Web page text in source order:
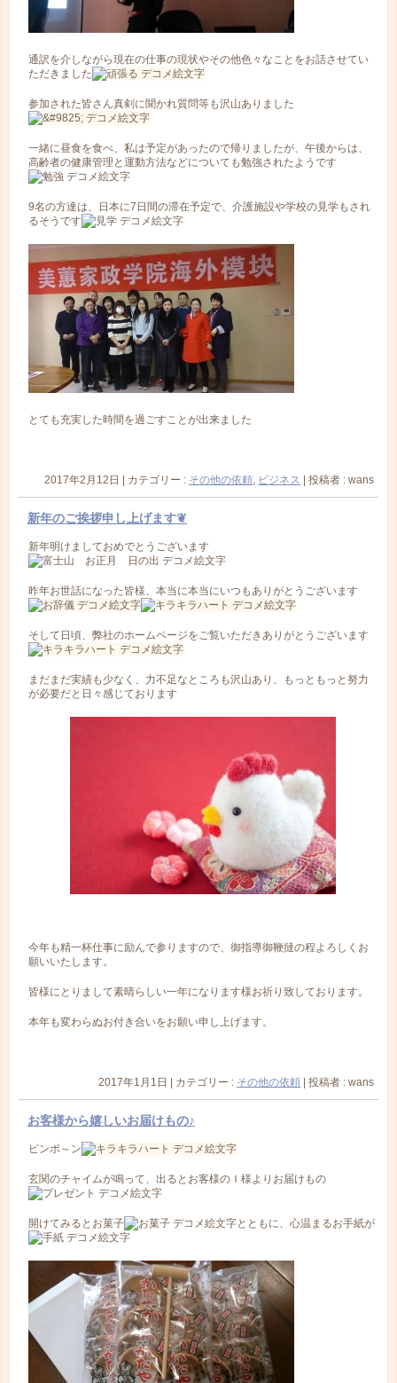
通訳を介しながら現在の仕事の現状やその他色々なことをお話させてい
ただきました
参加された皆さん真剣に聞かれ質問等も沢山ありました
一緒に昼食を食べ、私は予定があったので帰りましたが、午後からは、
高齢者の健康管理と運動方法などについても勉強されたようです
9名の方達は、日本に7日間の滞在予定で、介護施設や学校の見学もされ
るそうです
とても充実した時間を過ごすことが出来ました
2017年2月12日 カテゴリー : その他の依頼, ビジネス 投稿者 : wans
新年のご挨拶申し上げます❦
新年明けましておめでとうございます
昨年お世話になった皆様、本当に本当にいつもありがとうございます
そして日頃、弊社のホームページをご覧いただきありがとうございます
まだまだ実績も少なく、力不足なところも沢山あり、もっともっと努力
が必要だと日々感じております
今年も精一杯仕事に励んで参りますので、御指導御鞭撻の程よろしくお
願いいたします。
皆様にとりまして素晴らしい一年になります様お祈り致しております。
本年も変わらぬお付き合いをお願い申し上げます。
2017年1月1日 カテゴリー : その他の依頼 投稿者 : wans
お客様から嬉しいお届けもの♪
ピンポ～ン
玄関のチャイムが鳴って、出るとお客様のＩ様よりお届けもの
開けてみるとお菓子 とともに、心温まるお手紙が